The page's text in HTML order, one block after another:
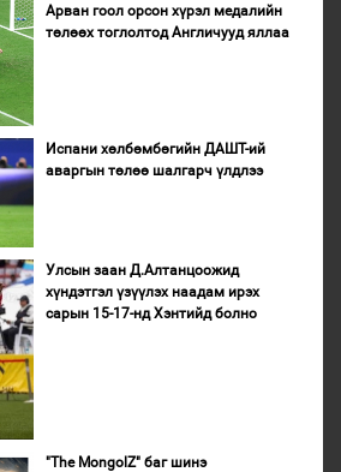
Арван гоол орсон хүрэл медалийн
төлөөх тоглолтод Англичууд яллаа
Испани хөлбөмбөгийн ДАШТ-ий
аваргын төлөө шалгарч үлдлээ
Улсын заан Д.Алтанцоожид
хүндэтгэл үзүүлэх наадам ирэх
сарын 15-17-нд Хэнтийд болно
"The MongolZ" баг шинэ